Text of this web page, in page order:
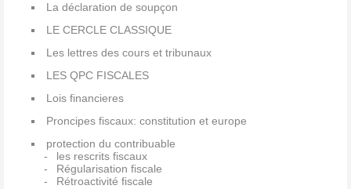
La déclaration de soupçon
LE CERCLE CLASSIQUE
Les lettres des cours et tribunaux
LES QPC FISCALES
Lois financieres
Proncipes fiscaux: constitution et europe
protection du contribuable
les rescrits fiscaux
Régularisation fiscale
Rétroactivité fiscale